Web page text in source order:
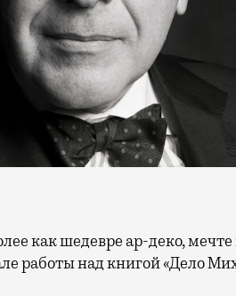
работы над книгой «Дело